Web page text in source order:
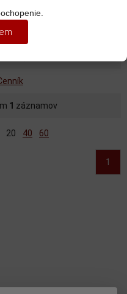
1 záznamov
20 40 60
1